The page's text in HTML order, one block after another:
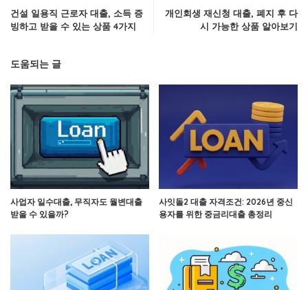
건설 일용직 근로자 대출, 소득 증
빙하고 받을 수 있는 상품 4가지
개인회생 재신청 대출, 폐지 후 다
시 가능한 상품 알아보기
도움되는 글
사업자 일수대출, 무직자도 월변대출
받을 수 있을까?
사잇돌2 대출 자격조건: 2026년 중신
용자를 위한 중금리대출 총정리